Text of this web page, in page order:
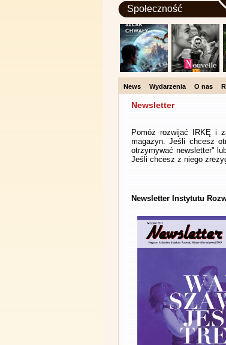
Społeczność
News Wydarzenia O nas
Newsletter
Pomóż rozwijać IRKĘ i
magazyn. Jeśli chcesz
otrzymywać newsletter"
Jeśli chcesz z niego
Newsletter Instytutu